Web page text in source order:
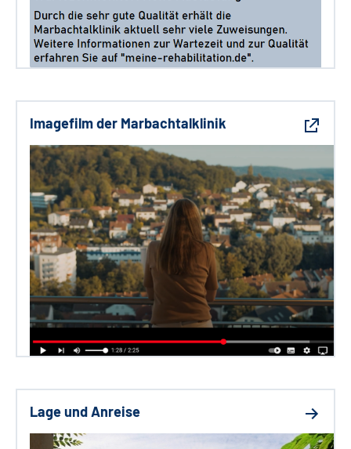
Imagefilm der Marbachtalklinik
Lage und Anreise